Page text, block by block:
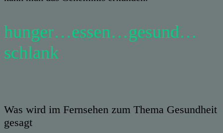
hunger…essen…gesund…
schlank
Was wird im Fernsehen zum Thema Gesundheit
gesagt